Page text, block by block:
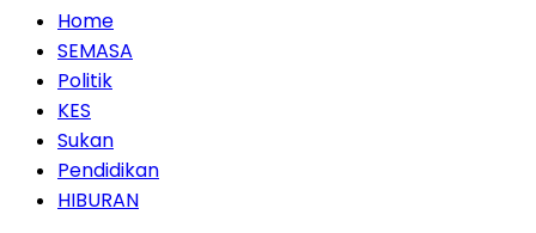
Home
SEMASA
Politik
KES
Sukan
Pendidikan
HIBURAN